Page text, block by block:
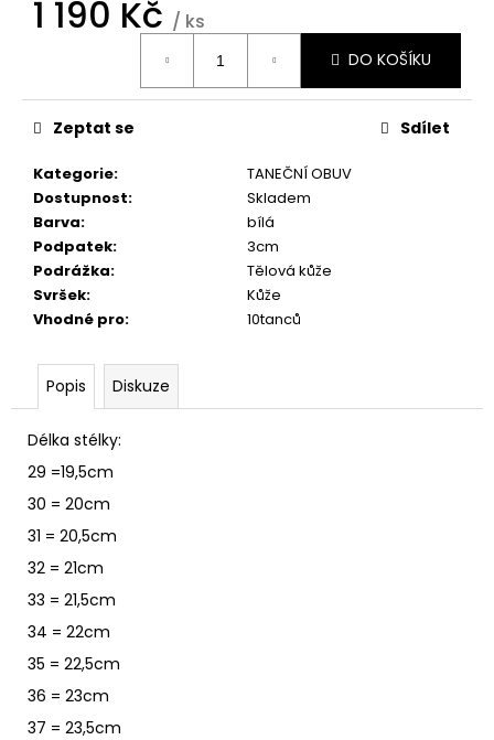
1 190 Kč / ks
DO KOŠÍKU
Kategorie:
TANEČNÍ OBUV
Dostupnost:
Skladem
Barva:
bílá
Podpatek:
3cm
Podrážka:
Tělová kůže
Svršek:
Kůže
Vhodné pro: 10tanců
Zeptat se Sdílet
Popis Diskuze
Délka stélky:
29 =19,5cm
30 = 20cm
31 = 20,5cm
32 = 21cm
33 = 21,5cm
34 = 22cm
35 = 22,5cm
36 = 23cm
37 = 23,5cm
u
č
e
m
e